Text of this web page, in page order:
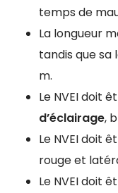
temps de
La longueur
tandis que sa
m.
Le NVEI doit
d’éclairage,
Le NVEI doit
rouge et
Le NVEI doit